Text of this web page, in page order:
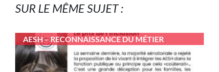
SUR LE MÊME SUJET :
AESH – RECONNAISSANCE DU MÉTIER